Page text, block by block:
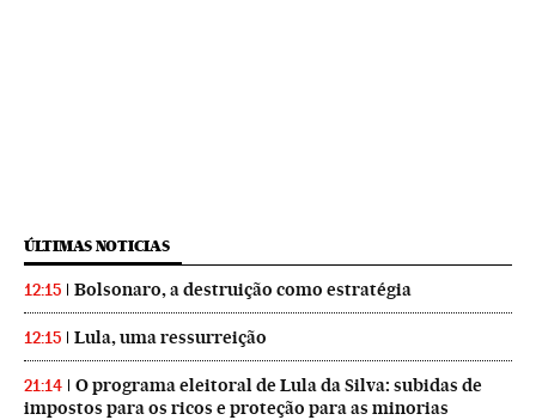
ÚLTIMAS NOTICIAS
12:15 Bolsonaro, a destruição como estratégia
12:15 Lula, uma ressurreição
21:14
O programa eleitoral de Lula da Silva: subidas de
impostos para os ricos e proteção para as minorias